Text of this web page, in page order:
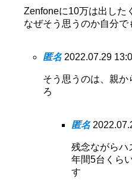
Zenfoneに10万は出した
なぜそう思うのか自分
匿名 2022.07.29
そう思うのは、親
ろ
匿名
残念ながらハ
年間5台くら
す